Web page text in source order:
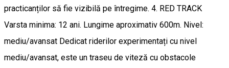
practicanților să fie vizibilă pe întregime. 4. RED TRACK
Varsta minima: 12 ani. Lungime aproximativ 600m. Nivel:
mediu/avansat Dedicat riderilor experimentați cu nivel
mediu/avansat, este un traseu de viteză cu obstacole